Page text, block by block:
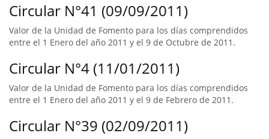
Circular N°41 (09/09/2011)
Valor de la Unidad de Fomento para los días comprendidos
entre el 1 Enero del año 2011 y el 9 de Octubre de 2011.
Circular N°4 (11/01/2011)
Valor de la Unidad de Fomento para los días comprendidos
entre el 1 Enero del año 2011 y el 9 de Febrero de 2011.
Circular N°39 (02/09/2011)